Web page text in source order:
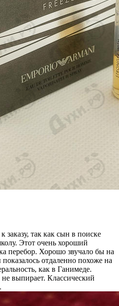
заказу, так как сын в поиске
Этот очень хороший
перебор. Хорошо звучало бы на
отдаленно похоже на
как в Ганимеде.
выпирает. Классический